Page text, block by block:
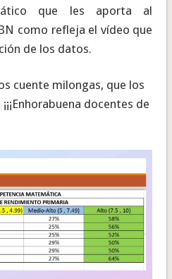
que les aporta al
como refleja el vídeo que
de los datos.
cuente milongas, que los
docentes de